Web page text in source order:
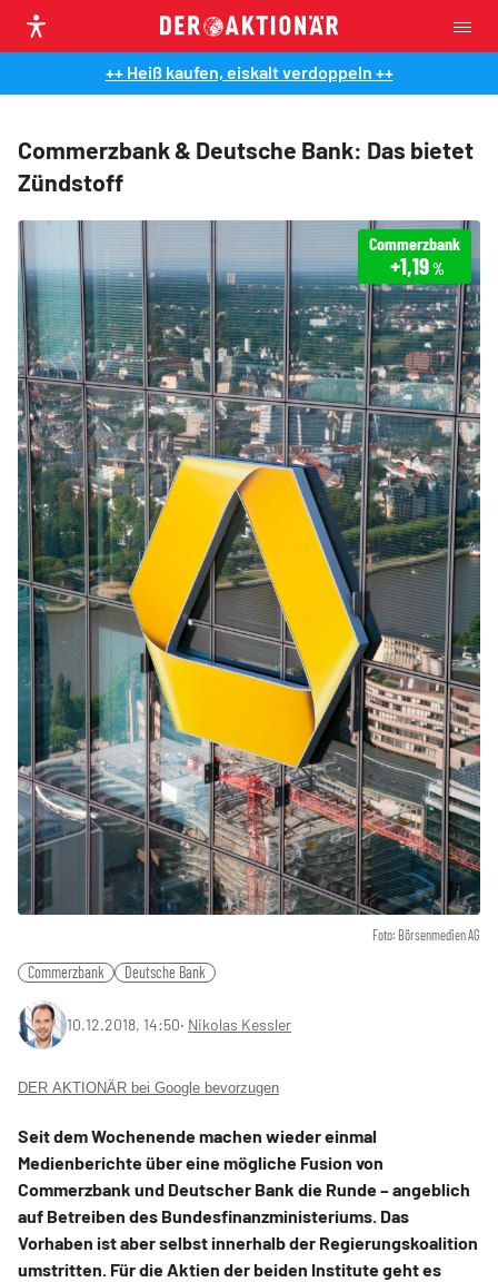
++ Heiß kaufen, eiskalt verdoppeln ++
Commerzbank & Deutsche Bank: Das bietet
Zündstoff
Foto: Börsenmedien AG
Commerzbank
+1,19 %
Commerzbank Deutsche Bank
10.12.2018, 14:50‧ Nikolas Kessler
DER AKTIONÄR bei Google bevorzugen
Seit dem Wochenende machen wieder einmal
Medienberichte über eine mögliche Fusion von
Commerzbank und Deutscher Bank die Runde – angeblich
auf Betreiben des Bundesfinanzministeriums. Das
Vorhaben ist aber selbst innerhalb der Regierungskoalition
umstritten. Für die Aktien der beiden Institute geht es